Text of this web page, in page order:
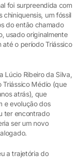
foi surpreendida com
um fóssil
do então chamado
usado originalmente
o período Triássico
Lúcio Ribeiro da Silva,
Triássico Médio (que
atrás), que
e evolução dos
ter encontrado
ser um novo
a trajetória do